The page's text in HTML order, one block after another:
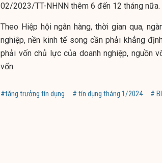
02/2023/TT-NHNN thêm 6 đến 12 tháng nữa.
Theo Hiệp hội ngân hàng, thời gian qua,
nghiệp, nền kinh tế song cần phải khẳng
phải vốn chủ lực của doanh nghiệp, nguồn
vốn.
#tăng trưởng tín dụng # tín dụng tháng 1/2024 #